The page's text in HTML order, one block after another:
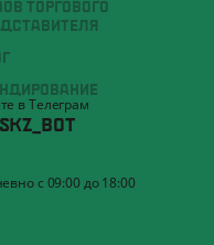
ТОРГОВОГО
в Телеграм
с 09:00 до 18:00